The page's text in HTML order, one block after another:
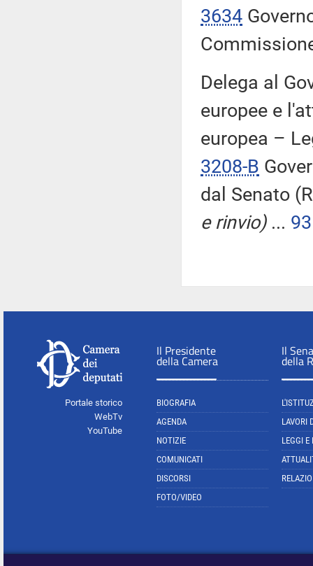
3634
Delega al
europee e
europea –
3208-B
dal Senato
e rinvio)... 93
Portale storico
WebTv
YouTube
Il Presidente
della Camera
BIOGRAFIA
AGENDA
NOTIZIE
COMUNICATI
DISCORSI
FOTO/VIDEO
Il
della
LAVORI
LEGGI E